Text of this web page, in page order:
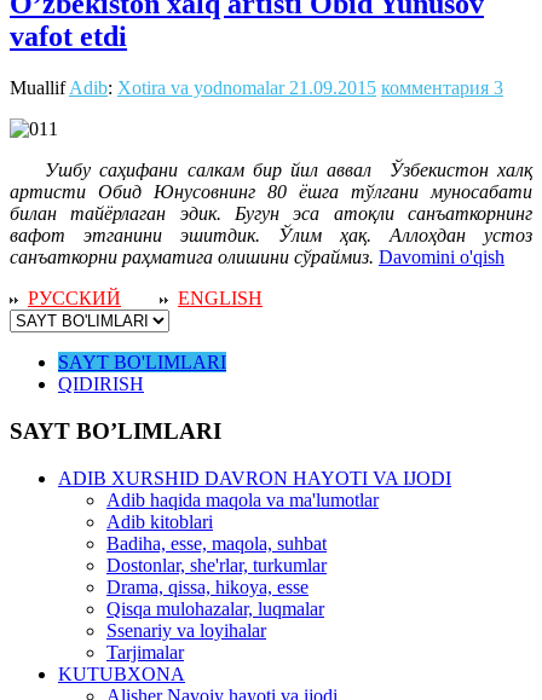
vafot etdi
MuallifAdib: Xotira va yodnomalar 21.09.2015 комментария 3
Ушбу саҳифани салкам бир йил аввал Ўзбекистон халқ
артисти Обид Юнусовнинг 80 ёшга тўлгани муносабати
билан тайёрлаган эдик. Бугун эса атоқли санъаткорнинг
вафот этганини эшитдик. Ўлим ҳақ. Аллоҳдан устоз
санъаткорни раҳматига олишини сўраймиз. Davomini o'qish
РУССКИЙ
ENGLISH
SAYT BO'LIMLARI
QIDIRISH
SAYT BO’LIMLARI
ADIB XURSHID DAVRON HAYOTI VA IJODI
Adib haqida maqola va ma'lumotlar
Adib kitoblari
Badiha, esse, maqola, suhbat
Dostonlar, she'rlar, turkumlar
Drama, qissa, hikoya, esse
Qisqa mulohazalar, luqmalar
Ssenariy va loyihalar
Tarjimalar
KUTUBXONA
Alisher Navoiy hayoti va ijodi